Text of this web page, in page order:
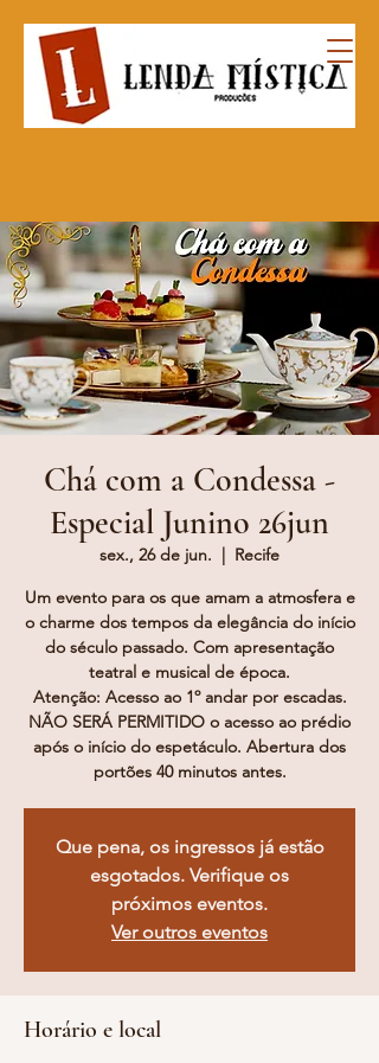
Chá com a Condessa -
Especial Junino 26jun
sex., 26 de jun.
  |
Recife
Um evento para os que amam a atmosfera e
o charme dos tempos da elegância do início
do século passado. Com apresentação
teatral e musical de época.
Atenção: Acesso ao 1º andar por escadas.
NÃO SERÁ PERMITIDO o acesso ao prédio
após o início do espetáculo. Abertura dos
portões 40 minutos antes.
Que pena, os ingressos já estão
esgotados. Verifique os
próximos eventos.
Ver outros eventos
Horário e local